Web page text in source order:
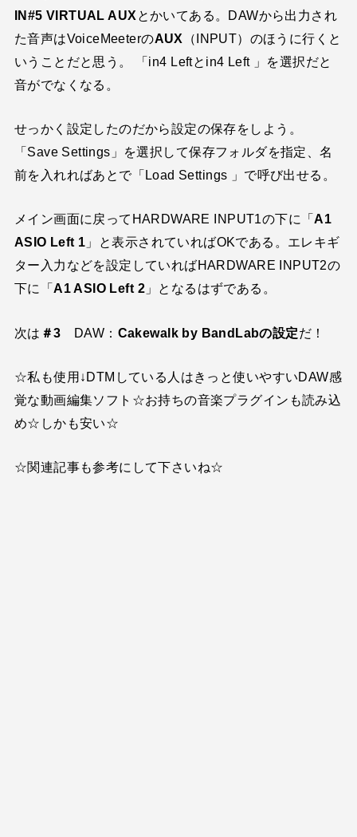
IN#5 VIRTUAL AUX とかいてある。DAWから出力され
た音声はVoiceMeeterのAUX （INPUT）のほうに行くと
いうことだと思う。 「in4 Leftと in4 Left 」を選択だと
音がでなくなる。
せっかく設定したのだから設定の保存をしよう。
「Save Settings」を選択して保存フォルダを指定、名
前を入れればあとで「Load Settings 」で呼び出せる。
メイン画面に戻ってHARDWARE INPUT1の下に「A1
ASIO Left 1 」と表示されていればOKである。エレキギ
ター入力などを設定していればHARDWARE INPUT2の
下に「A1 ASIO Left 2」となるはずである。
次は ＃3 DAW： Cakewalk by BandLabの設定だ！
☆私も使用↓DTMしている人はきっと使いやすいDAW感
覚な動画編集ソフト☆お持ちの音楽プラグインも読み込
め☆しかも安い☆
☆関連記事も参考にして下さいね☆